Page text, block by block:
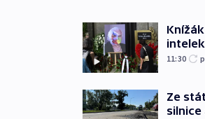
11:30
Ze
silnice